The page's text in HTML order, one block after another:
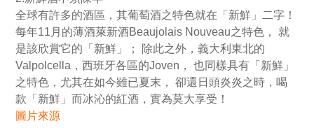
全球有許多的酒區，其葡萄酒之特色就在「新鮮」二字！
每年11月的薄酒萊新酒Beaujolais Nouveau之特色， 就
是該欣賞它的「新鮮」； 除此之外，義大利東北的
Valpolcella，西班牙各區的Joven， 也同樣具有「新鮮」
之特色，尤其在如今雖已夏末， 卻還日頭炎炎之時，喝
款「新鮮」而冰沁的紅酒，實為莫大享受！
圖片來源